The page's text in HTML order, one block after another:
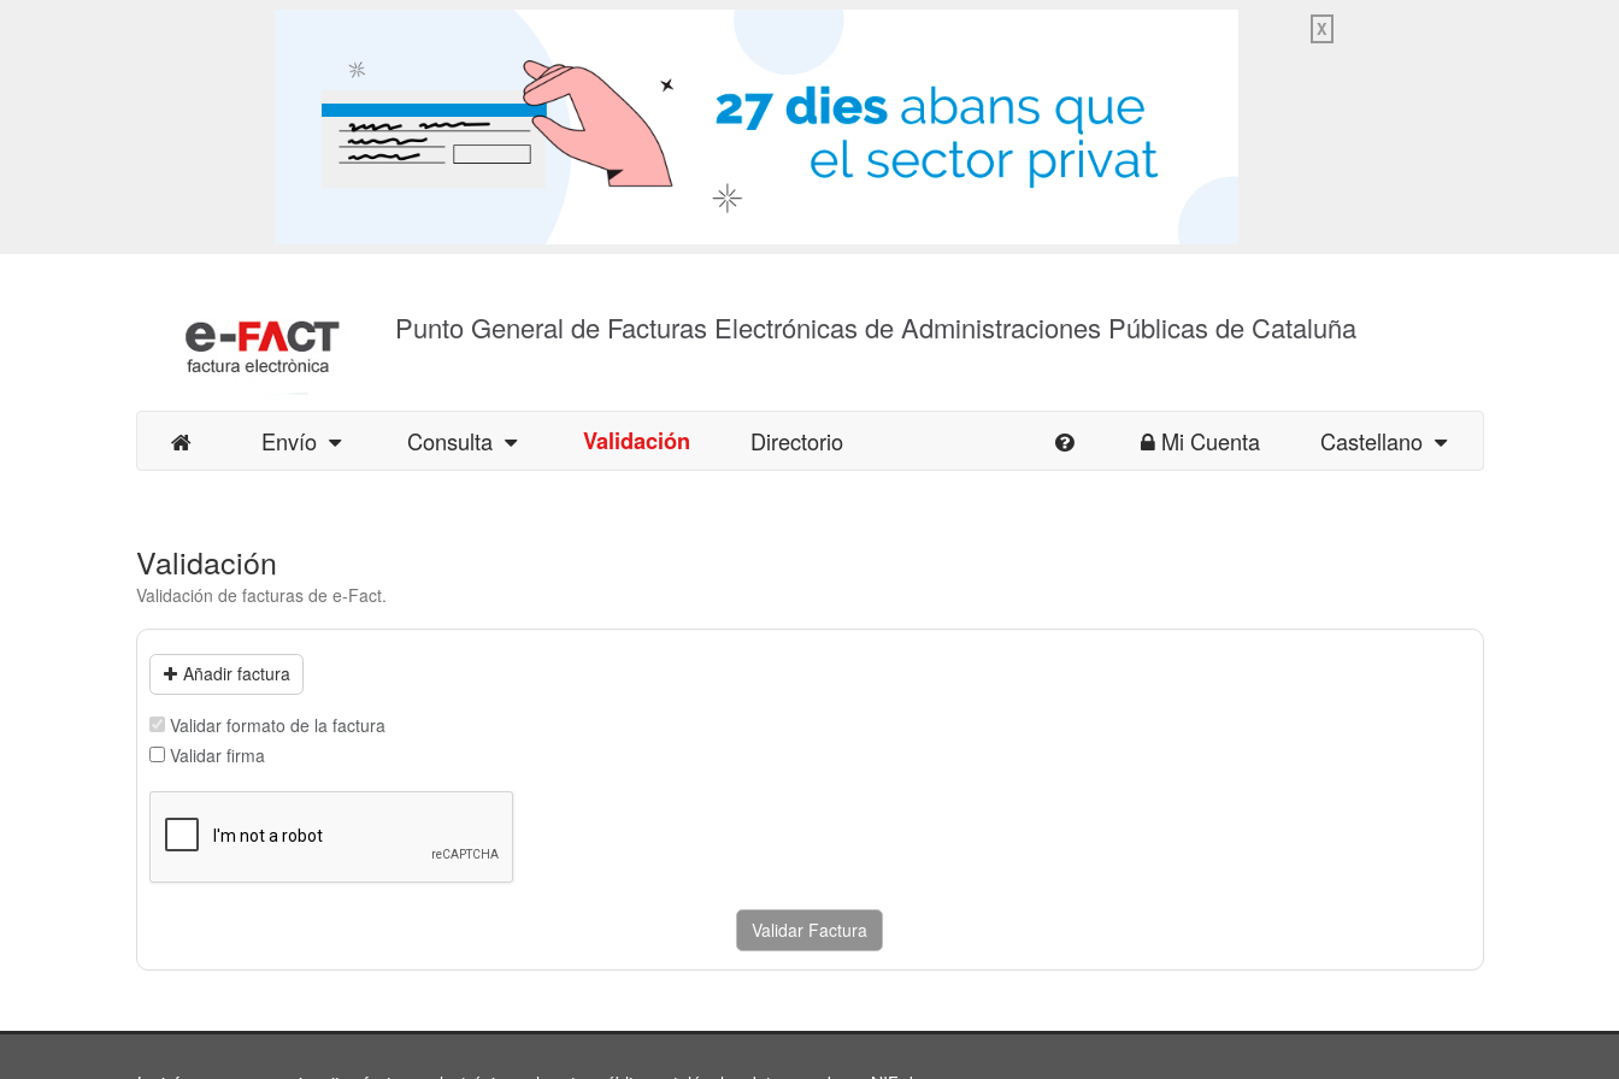
X
Punto General de Facturas Electrónicas de Administraciones Públicas de Cataluña
Envío Consulta Validación Directorio Mi Cuenta Castellano
Validación
Validación de facturas de e-Fact.
Añadir factura
Validar formato de la factura
Validar firma
Validar Factura